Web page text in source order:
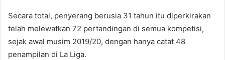
Secara total, penyerang berusia 31 tahun itu diperkirakan
telah melewatkan 72 pertandingan di semua kompetisi,
sejak awal musim 2019/20, dengan hanya catat 48
penampilan di La Liga.